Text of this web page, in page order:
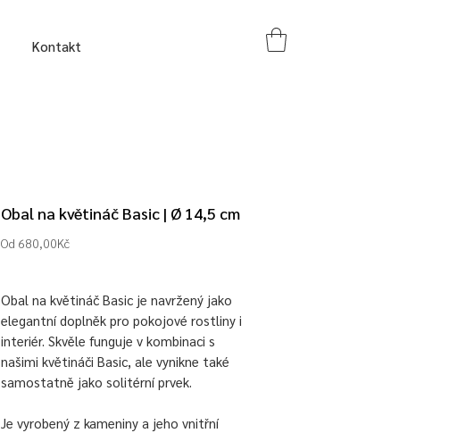
Kontakt
Obal na květináč Basic | Ø 14,5 cm
Od 680,00KčZvýhodněná
Obal na květináč Basic je navržený jako
elegantní doplněk pro pokojové rostliny i
interiér. Skvěle funguje v kombinaci s
našimi květináči Basic, ale vynikne také
samostatně jako solitérní prvek.
Je vyrobený z kameniny a jeho vnitřní